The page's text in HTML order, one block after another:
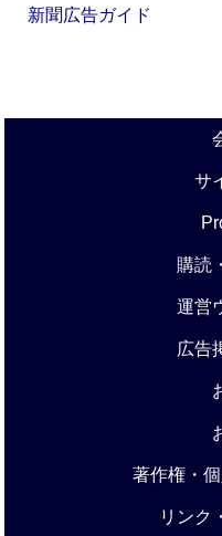
新聞広告ガイド
サ
購読
運営
広告
著作権・
リンク